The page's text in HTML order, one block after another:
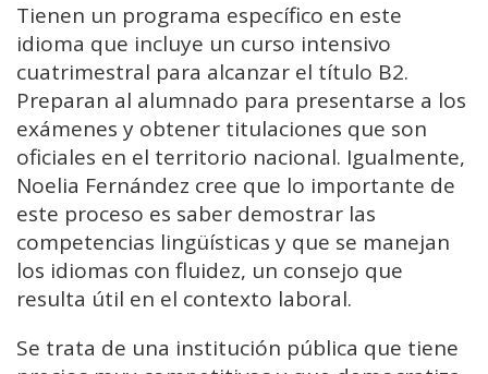
Tienen un programa específico en este
idioma que incluye un curso intensivo
cuatrimestral para alcanzar el título B2.
Preparan al alumnado para presentarse a los
exámenes y obtener titulaciones que son
oficiales en el territorio nacional. Igualmente,
Noelia Fernández cree que lo importante de
este proceso es saber demostrar las
competencias lingüísticas y que se manejan
los idiomas con fluidez, un consejo que
resulta útil en el contexto laboral.
Se trata de una institución pública que tiene